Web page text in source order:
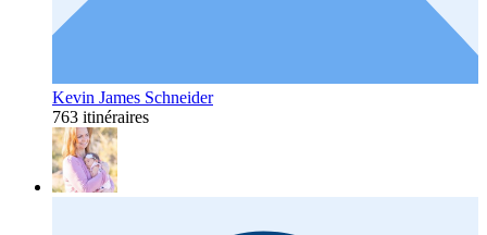
Kevin James Schneider
763 itinéraires